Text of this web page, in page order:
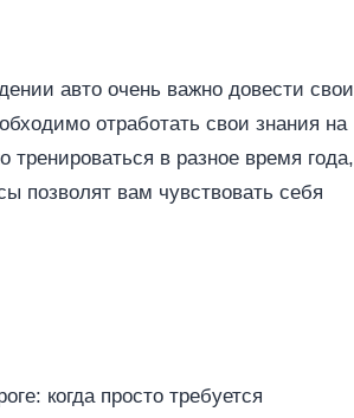
авто очень важно довести свои
отработать свои знания на
в разное время года,
позволят вам чувствовать себя
когда просто требуется